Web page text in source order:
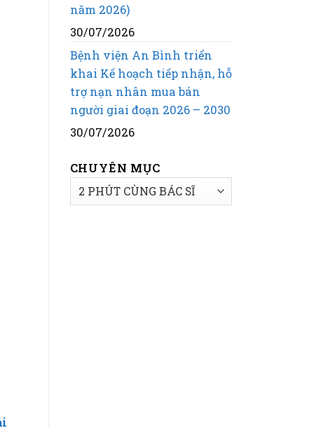
năm 2026)
30/07/2026
Bệnh viện An Bình triển
khai Kế hoạch tiếp nhận, hỗ
trợ nạn nhân mua bán
người giai đoạn 2026 – 2030
30/07/2026
CHUYÊN MỤC
CHUYÊN